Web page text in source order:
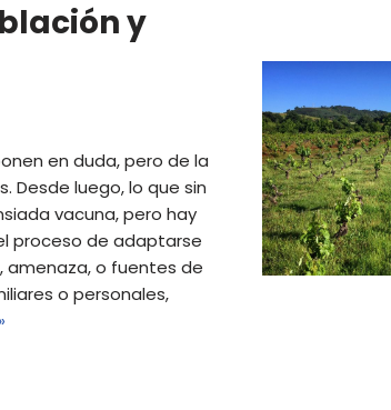
y
en duda, pero de la
Desde luego, lo que sin
vacuna, pero hay
proceso de adaptarse
amenaza, o fuentes de
o personales,